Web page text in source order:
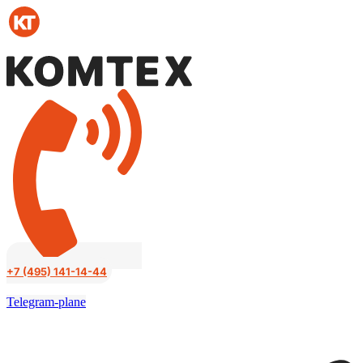
Перейти
к
содержимому
+7 (495) 141-14-44
Telegram-plane